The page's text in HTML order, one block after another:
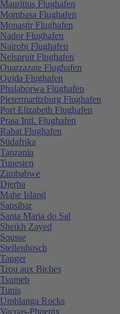
Mauritius Flughafen
Mombasa Flughafen
Monastir Flughafen
Nador Flughafen
Nairobi Flughafen
Nelspruit Flughafen
Ouarzazate Flughafen
Oujda Flughafen
Phalaborwa Flughafen
Pietermaritzburg Flughafen
Port Elizabeth Flughafen
Praia Intl. Flughafen
Rabat Flughafen
Südafrika
Tanzania
Tunesien
Zimbabwe
Djerba
Mahe Island
Sansibar
Santa Maria do Sal
Sheikh Zayed
Sousse
Stellenbosch
Tanger
Trou aux Biches
Tsumeb
Tunis
Umhlanga Rocks
Vacoas-Phoenix